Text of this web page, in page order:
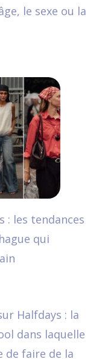
le sexe ou la
: les tendances
qui